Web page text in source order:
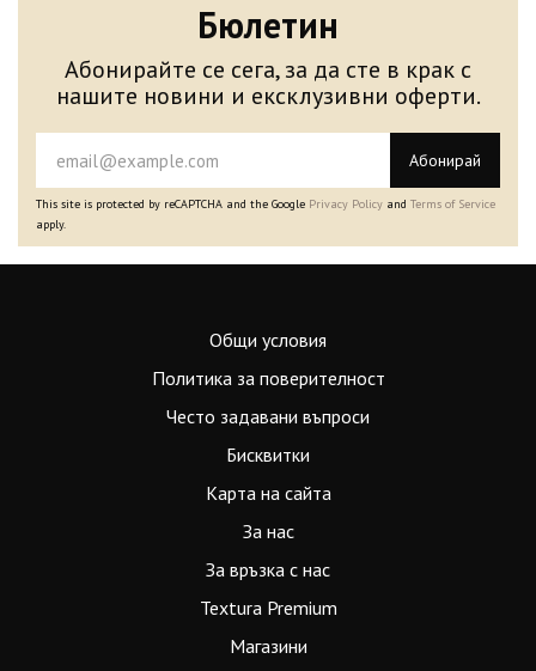
Бюлетин
Абонирайте се сега, за да сте в крак с
нашите новини и ексклузивни оферти.
Абонирай
This site is protected by reCAPTCHA and the Google Privacy Policy and Terms of Service
apply.
Общи условия
Политика за поверителност
Често задавани въпроси
Бисквитки
Карта на сайта
За нас
За връзка с нас
Textura Premium
Магазини